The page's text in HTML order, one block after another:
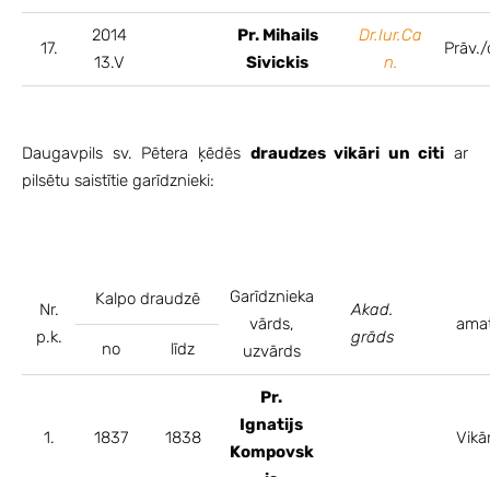
17.
2014
13.V
Pr. Mihails
Sivickis
Dr.Iur.Ca
n.
Daugavpils sv. Pētera ķēdēs draudzes vikāri un citi ar
pilsētu saistītie garīdznieki:
Nr.
p.k.
Kalpo draudzē
Garīdznieka
vārds,
uzvārds
Akad.
grāds
no
līdz
1. 1837 1838
Pr.
Ignatijs
Kompovsk